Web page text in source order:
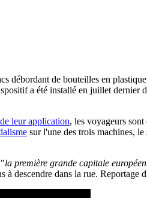
débordant de bouteilles en
a été installé en juillet
leur application, les voyageurs sont
sur l'une des trois machines,
la première grande capitale
à descendre dans la rue.